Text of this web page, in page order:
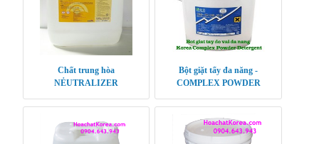
Chất trung hòa
NẺUTRALIZER
Bột giặt tẩy đa năng -
COMPLEX POWDER